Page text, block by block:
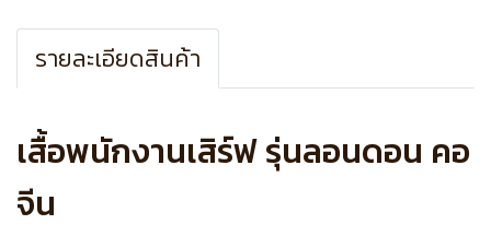
รายละเอียดสินค้า
เสื้อพนักงานเสิร์ฟ รุ่นลอนดอน คอ
จีน